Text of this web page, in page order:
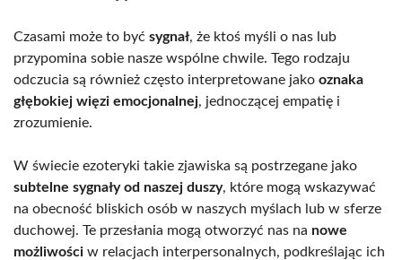
Czasami może to być sygnał, że ktoś myśli o nas lub
przypomina sobie nasze wspólne chwile. Tego rodzaju
odczucia są również często interpretowane jako oznaka
głębokiej więzi emocjonalnej, jednoczącej empatię i
zrozumienie.
W świecie ezoteryki takie zjawiska są postrzegane jako
subtelne sygnały od naszej duszy, które mogą wskazywać
na obecność bliskich osób w naszych myślach lub w sferze
duchowej. Te przesłania mogą otworzyć nas na nowe
możliwości w relacjach interpersonalnych, podkreślając ich